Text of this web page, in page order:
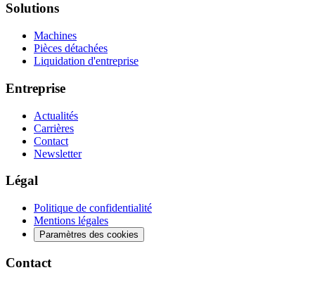
Solutions
Machines
Pièces détachées
Liquidation d'entreprise
Entreprise
Actualités
Carrières
Contact
Newsletter
Légal
Politique de confidentialité
Mentions légales
Paramètres des cookies
Contact